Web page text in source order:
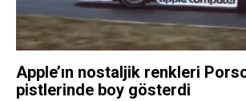
Apple’ın nostaljik renkleri
pistlerinde boy gösterdi